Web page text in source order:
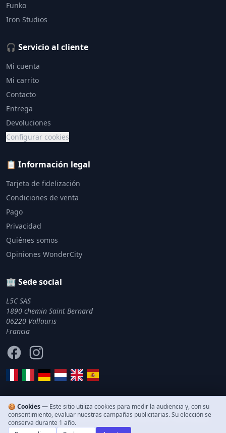
Funko
Iron Studios
🎧 Servicio al cliente
Mi cuenta
Mi carrito
Contacto
Entrega
Devoluciones
Configurar cookies
📋 Información legal
Tarjeta de fidelización
Condiciones de venta
Pago
Privacidad
Quiénes somos
Opiniones WonderCity
🏢 Sede social
L5C SAS
1890 chemin Saint Bernard
06220 Vallauris
Francia
FacebookInstagram
© 2011–2026 WonderCity. Todos los derechos reservados.
🍪 Cookies — Este sitio utiliza cookies para medir la audiencia y, con su
consentimiento, evaluar nuestras campañas publicitarias. Su elección se
conserva durante 1 año.